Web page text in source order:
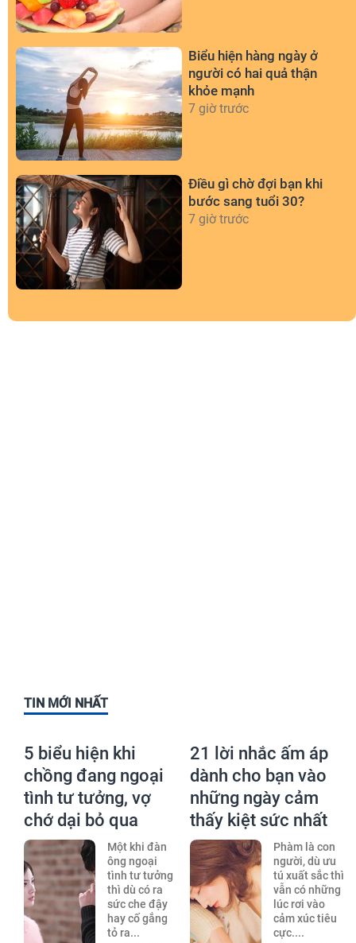
Biểu hiện hàng ngày ở
người có hai quả thận
khỏe mạnh
7 giờ trước
Điều gì chờ đợi bạn khi
bước sang tuổi 30?
7 giờ trước
TIN MỚI NHẤT
5 biểu hiện khi
chồng đang ngoại
tình tư tưởng, vợ
chớ dại bỏ qua
Một khi đàn
ông ngoại
tình tư tưởng
thì dù có ra
sức che đậy
hay cố gắng
tỏ ra...
21 lời nhắc ấm áp
dành cho bạn vào
những ngày cảm
thấy kiệt sức nhất
Phàm là con
người, dù ưu
tú xuất sắc thì
vẫn có những
lúc rơi vào
cảm xúc tiêu
cực....